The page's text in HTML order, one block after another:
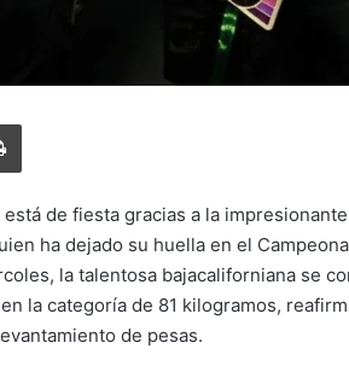
electrónico
Imprimir
de fiesta gracias a la
ha dejado su huella en el
la talentosa bajacaliforniana se
la categoría de 81 kilogramos,
de pesas.